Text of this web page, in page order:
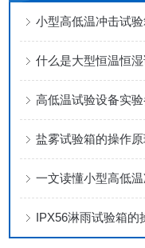
小型高低温冲击试
什么是大型恒温恒湿
高低温试验设备实
盐雾试验箱的操作原
一文读懂小型高低
IPX56淋雨试验箱的